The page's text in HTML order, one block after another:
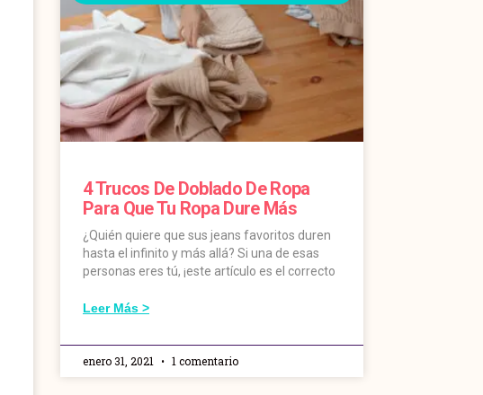
4 Trucos De Doblado De Ropa
Para Que Tu Ropa Dure Más
¿Quién quiere que sus jeans favoritos duren
hasta el infinito y más allá? Si una de esas
personas eres tú, ¡este artículo es el correcto
Leer Más >
enero 31, 2021 1 comentario